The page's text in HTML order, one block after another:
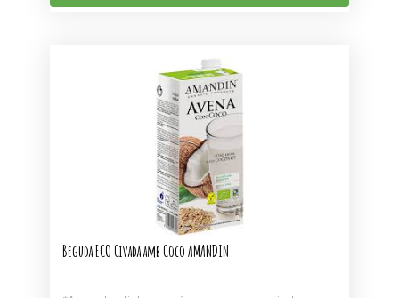
Beguda ECO Civada amb Coco AMANDIN